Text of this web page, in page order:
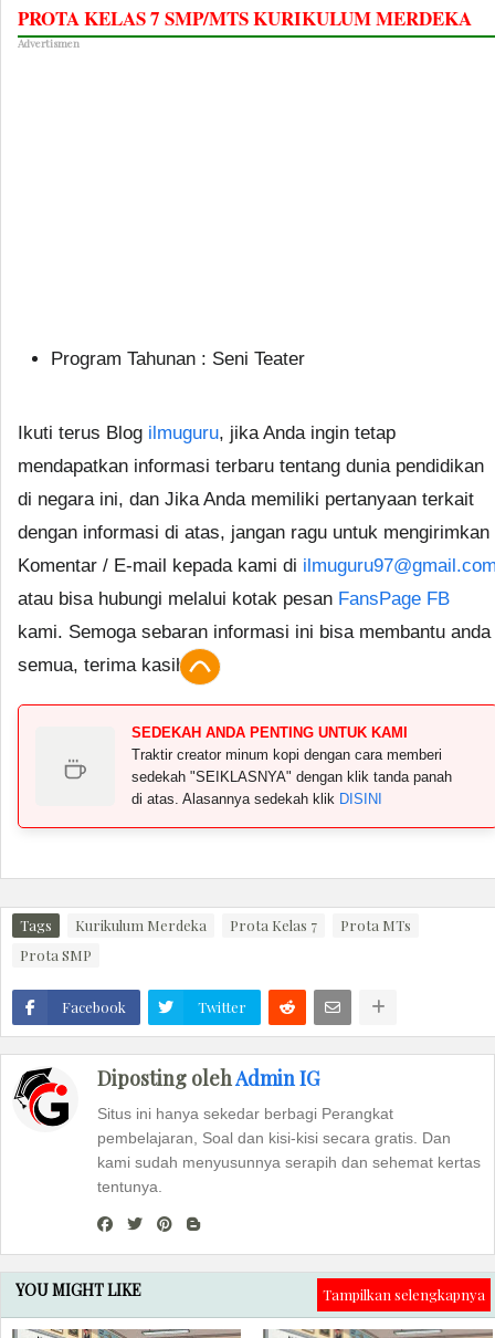
PROTA KELAS 7 SMP/MTS KURIKULUM MERDEKA
Advertismen
Program Tahunan : Seni Teater
Ikuti terus Blog ilmuguru, jika Anda ingin tetap
mendapatkan informasi terbaru tentang dunia pendidikan
di negara ini, dan Jika Anda memiliki pertanyaan terkait
dengan informasi di atas, jangan ragu untuk mengirimkan
Komentar / E-mail kepada kami di
atau bisa hubungi melalui kotak pesan FansPage FB
kami. Semoga sebaran informasi ini bisa membantu anda
semua, terima kasih.
SEDEKAH ANDA PENTING UNTUK KAMI
Traktir creator minum kopi dengan cara memberi
sedekah "SEIKLASNYA" dengan klik tanda panah
di atas. Alasannya sedekah klik DISINI
Tags Kurikulum Merdeka Prota Kelas 7
Prota MTs
Prota SMP
Facebook Twitter
Diposting olehAdmin IG
Situs ini hanya sekedar berbagi Perangkat
pembelajaran, Soal dan kisi-kisi secara gratis. Dan
kami sudah menyusunnya serapih dan sehemat kertas
tentunya.
YOU MIGHT LIKE Tampilkan selengkapnya